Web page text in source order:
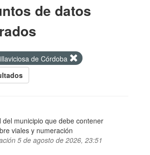
de datos
de Córdoba
del municipio que debe contener
viales y numeración
5 de agosto de 2026, 23:51